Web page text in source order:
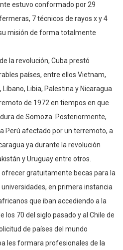
estuvo conformado por 29
7 técnicos de rayos x y 4
misión de forma totalmente
la revolución, Cuba prestó
países, entre ellos Vietnam,
Libia, Palestina y Nicaragua
de 1972 en tiempos en que
de Somoza. Posteriormente,
Perú afectado por un terremoto, a
ya durante la revolución
y Uruguay entre otros.
gratuitamente becas para la
en primera instancia
que iban accediendo a la
los 70 del siglo pasado y al Chile de
de países del mundo
les formara profesionales de la